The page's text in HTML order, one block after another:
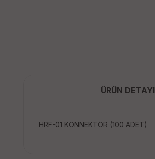
ÜRÜN DETAYI
HRF-01 KONNEKTÖR (100 ADET)